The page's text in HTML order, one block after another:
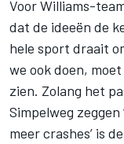
VoorWilliams-
dat de ideeën de
hele sport draait
we ook doen,
zien. Zolang het
Simpelweg
meer crashes’ is